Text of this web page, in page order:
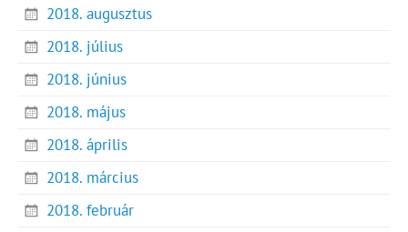
2018. augusztus
2018. július
2018. június
2018. május
2018. április
2018. március
2018. február